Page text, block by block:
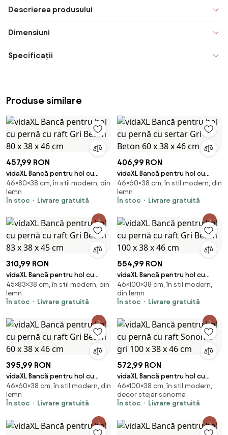
Descrierea produsului
Dimensiuni
Specificații
Produse similare
457,99 RON
vidaXL Bancă pentru hol cu
pernă cu raft Gri Beton 80 x 38
x 46 cm
46×80×38 cm, în stil modern, din
lemn
În stoc
Livrare gratuită
406,99 RON
vidaXL Bancă pentru hol cu
pernă cu sertar Gri Beton 60 x
38 x 46 cm
46×60×38 cm, în stil modern, din
lemn
În stoc
Livrare gratuită
310,99 RON
vidaXL Bancă pentru hol cu
pernă cu raft Gri Beton 83 x 38
x 45 cm
45×83×38 cm, în stil modern, din
lemn
În stoc
Livrare gratuită
554,99 RON
vidaXL Bancă pentru hol cu
pernă cu raft Gri Beton 100 x 38
x 46 cm
46×100×38 cm, în stil modern,
din lemn
În stoc
Livrare gratuită
395,99 RON
vidaXL Bancă pentru hol cu
pernă cu raft Gri Beton 60 x 38
x 46 cm
46×60×38 cm, în stil modern, din
lemn
În stoc
Livrare gratuită
572,99 RON
vidaXL Bancă pentru hol cu
pernă cu raft Sonoma gri 100 x
38 x 46 cm
46×100×38 cm, în stil modern,
decor stejar sonoma
În stoc
Livrare gratuită